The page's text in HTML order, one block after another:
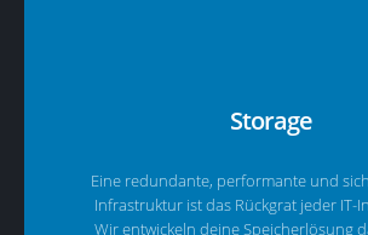
Storage
Eine redundante, performante und
Infrastruktur ist das Rückgrat jeder IT-
Wir entwickeln deine Speicherlösung